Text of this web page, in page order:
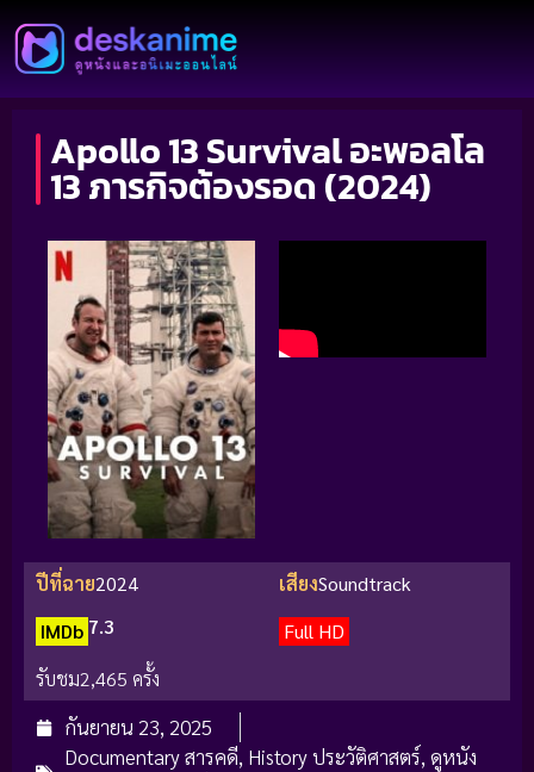
Apollo 13 Survival อะพอลโล
13 ภารกิจต้องรอด (2024)
ปีที่ฉาย2024 เสียงSoundtrack
IMDb 7.3
Full HD
รับชม2,465 ครั้ง
กันยายน 23, 2025
Documentary สารคดี, History ประวัติศาสตร์, ดูหนัง